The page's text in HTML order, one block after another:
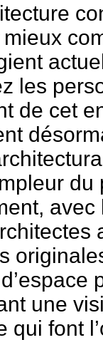
les
de cet
une
qui font